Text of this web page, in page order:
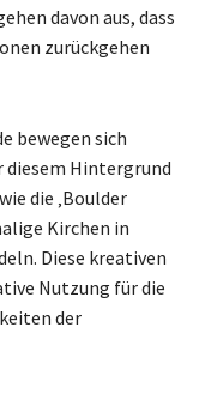
davon aus, dass
zurückgehen
bewegen sich
diesem Hintergrund
die ‚Boulder
Kirchen in
Diese kreativen
Nutzung für die
der